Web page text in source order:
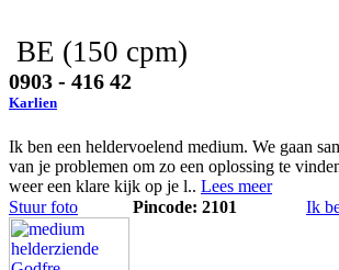
BE (150 cpm)
0903 - 416 42
Karlien
Ik ben een heldervoelend medium. We gaan
van je problemen om zo een oplossing te
weer een klare kijk op je l.. Lees meer
Stuur foto
Pincode: 2101 Ik